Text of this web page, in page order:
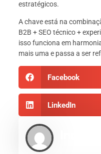
estratégicos.
A chave está na
B2B + SEO técnico +
isso funciona em
mais uma e passa a ser
Facebook
LinkedIn